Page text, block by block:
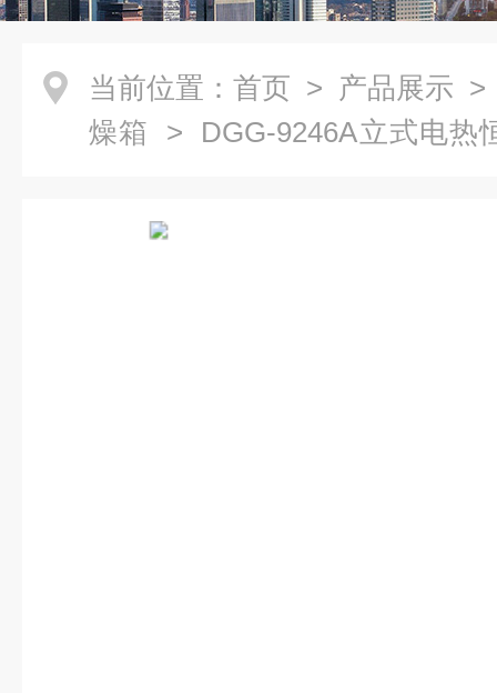
当前位置： 首页 > 产品展示
燥箱 > DGG-9246A立式电热